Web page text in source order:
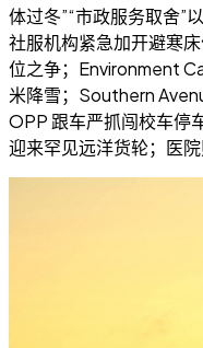
体过冬”“市政服务取舍”
社服机构紧急加开避寒
位之争；Environment
米降雪；Southern
OPP 跟车严抓闯校车停
迎来罕见远洋货轮；医